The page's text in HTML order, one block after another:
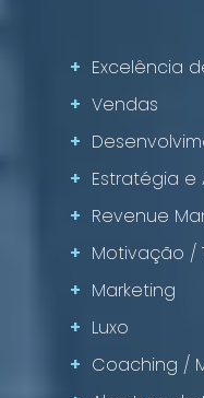
+ Excelência
+ Vendas
+
+ Estratégia
+ Revenue
+ Motivação /
+ Marketing
+ Luxo
+ Coaching /